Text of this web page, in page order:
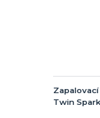
Twin Spark